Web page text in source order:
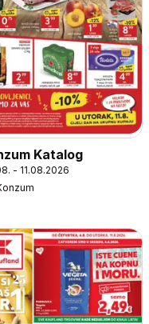
Katalog
- 11.08.2026